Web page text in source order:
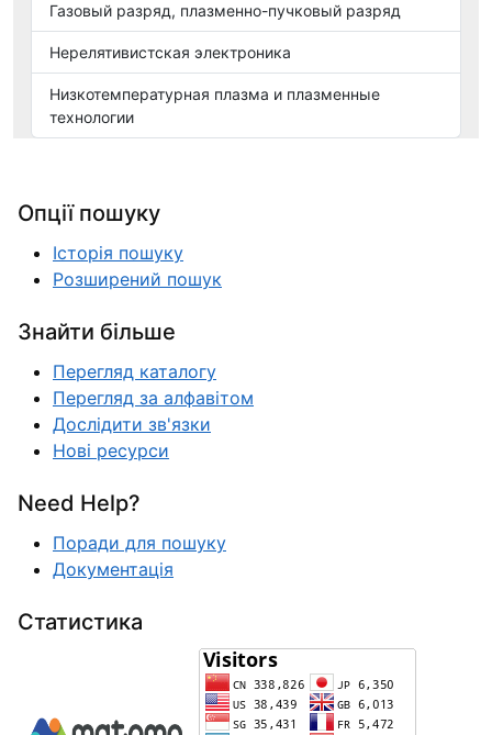
Газовый разряд, плазменно-пучковый разряд
Нерелятивистская электроника
Низкотемпературная плазма и плазменные
технологии
Опції пошуку
Історія пошуку
Розширений пошук
Знайти більше
Перегляд каталогу
Перегляд за алфавітом
Дослідити зв'язки
Нові ресурси
Need Help?
Поради для пошуку
Документація
Статистика